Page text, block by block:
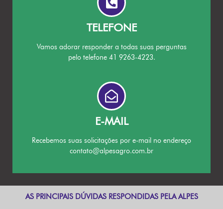
TELEFONE
Vamos adorar responder a todas suas perguntas
pelo telefone 41 9263-4223.
E-MAIL
Recebemos suas solicitações por e-mail no endereço
contato@alpesagro.com.br
AS PRINCIPAIS DÚVIDAS RESPONDIDAS PELA ALPES